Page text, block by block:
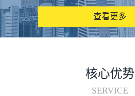
查看更多
核心优势
SERVICE